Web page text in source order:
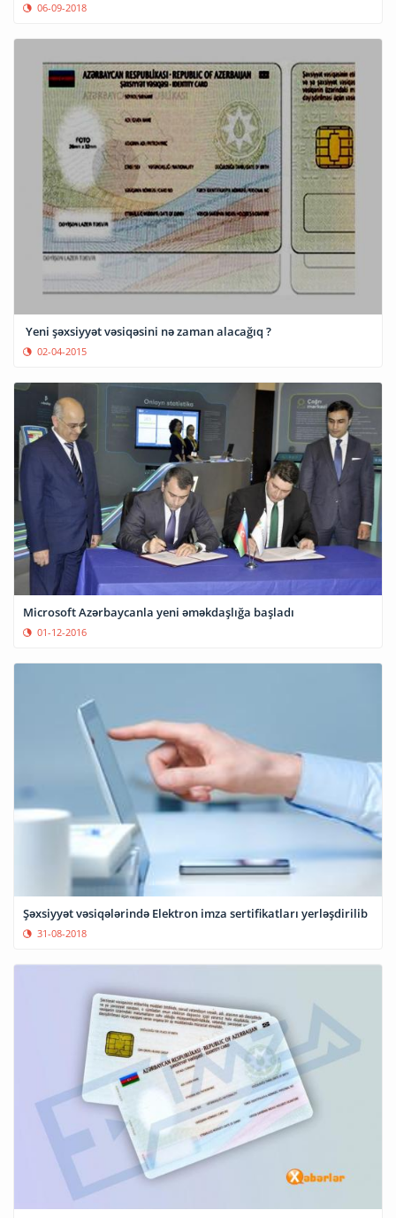
06-09-2018
Yeni şəxsiyyət vəsiqəsini nə zaman alacağıq ?
02-04-2015
Microsoft Azərbaycanla yeni əməkdaşlığa başladı
01-12-2016
Şəxsiyyət vəsiqələrində Elektron imza sertifikatları yerləşdirilib
31-08-2018